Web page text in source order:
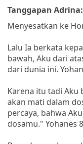
Tanggapan Adrina:
Menyesatkan ke
Lalu Ia berkata
bawah, Aku dari
dari dunia ini.
Karena itu tadi Aku
akan mati dalam
percaya, bahwa
dosamu." Yohanes